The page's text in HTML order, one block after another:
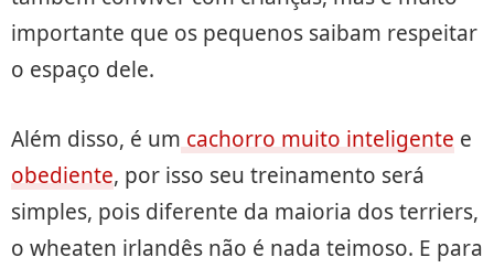
importante que os pequenos saibam respeitar
o espaço dele.
Além disso, é um cachorro muito inteligente e
obediente, por isso seu treinamento será
simples, pois diferente da maioria dos terriers,
o wheaten irlandês não é nada teimoso. E para